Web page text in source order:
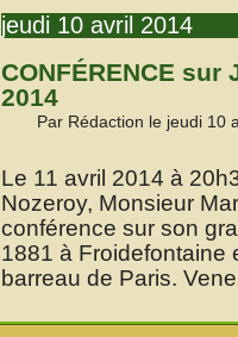
jeudi 10 avril 2014
CONFÉRENCE
2014
Par Rédaction le jeudi 10
Le 11 avril 2014 à
Nozeroy, Monsieur
conférence sur son
1881 à Froidefontaine
barreau de Paris.